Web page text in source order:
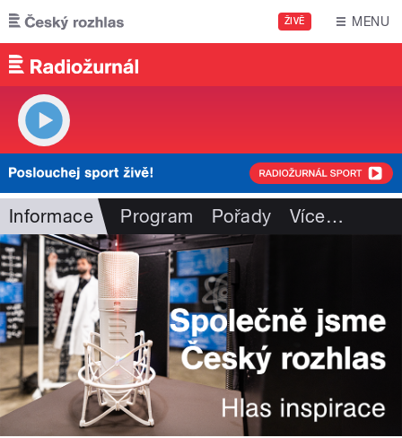
Přejít k hlavnímu obsahu
ŽIVĚ MENU
Informace Program Pořady Více…